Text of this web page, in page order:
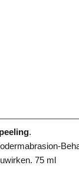
.
75 ml